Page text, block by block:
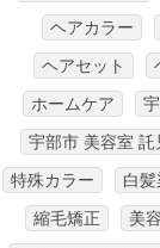
ヘアカラー
ヘアセット
ホームケア
宇部市 美容室 託
特殊カラー
白髪
縮毛矯正
美